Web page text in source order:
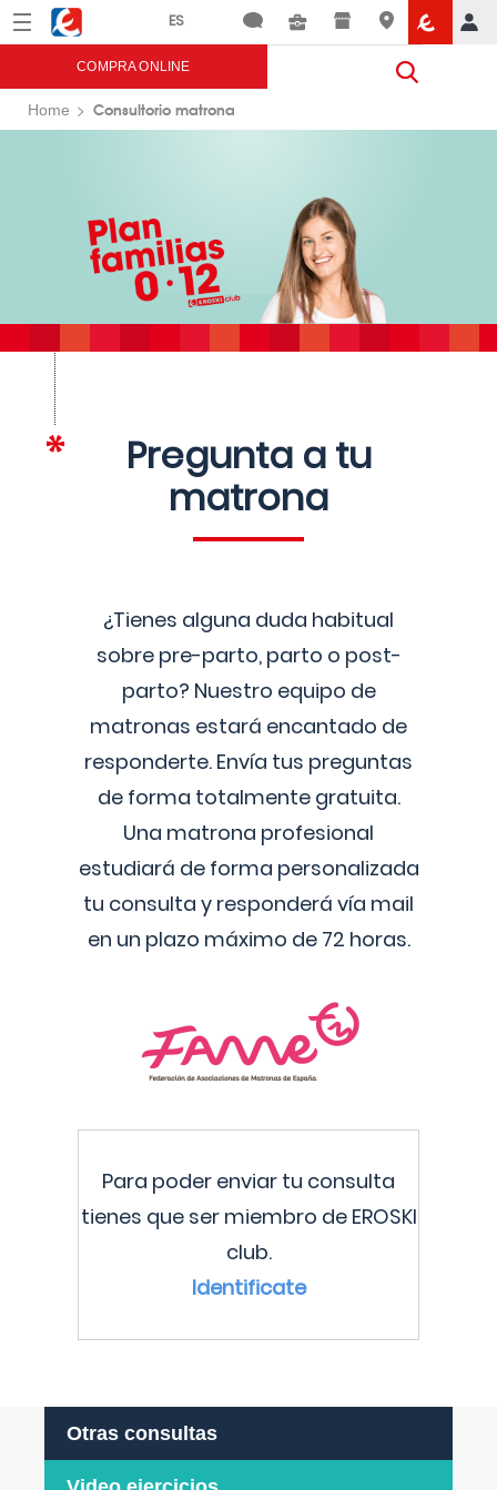
Menú Eroski
COMPRA ONLINE
Home Consultorio matrona
Pregunta a tu
matrona
¿Tienes alguna duda habitual
sobre pre-parto, parto o post-
parto? Nuestro equipo de
matronas estará encantado de
responderte. Envía tus preguntas
de forma totalmente gratuita.
Una matrona profesional
estudiará de forma personalizada
tu consulta y responderá vía mail
en un plazo máximo de 72 horas.
Para poder enviar tu consulta
tienes que ser miembro de EROSKI
club.
Identificate
Otras consultas